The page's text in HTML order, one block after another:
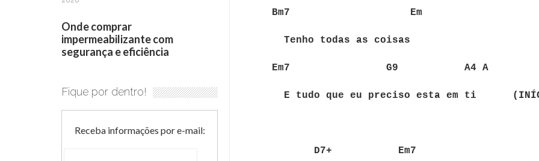
Bm7 Em
Tenho todas as coisas
Em7 G9 A4 A
E tudo que eu preciso esta em ti
D7+ Em7
Onde comprar
impermeabilizante com
segurança e eficiência
Fique por dentro!
Receba informações por e-mail: